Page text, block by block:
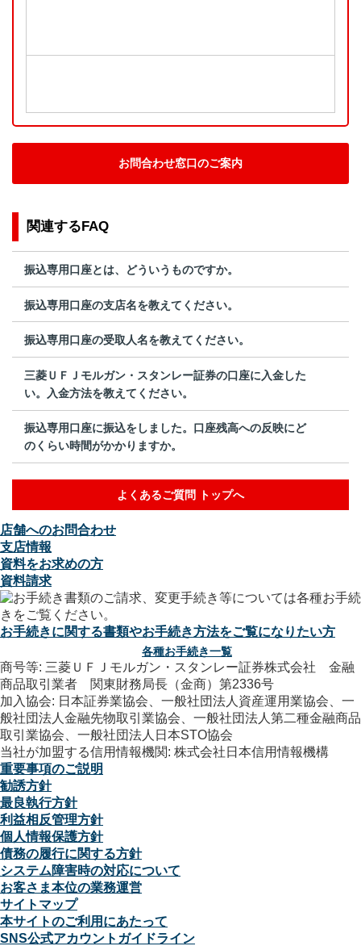
お問合わせ窓口のご案内
関連するFAQ
振込専用口座とは、どういうものですか。
振込専用口座の支店名を教えてください。
振込専用口座の受取人名を教えてください。
三菱ＵＦＪモルガン・スタンレー証券の口座に入金した
い。入金方法を教えてください。
振込専用口座に振込をしました。口座残高への反映にど
のくらい時間がかかりますか。
よくあるご質問 トップへ
店舗へのお問合わせ
支店情報
資料をお求めの方
資料請求
お手続きに関する書類やお手続き方法をご覧になりたい方
各種お手続き一覧
商号等: 三菱ＵＦＪモルガン・スタンレー証券株式会社 金融
商品取引業者 関東財務局長（金商）第2336号
加入協会: 日本証券業協会、一般社団法人資産運用業協会、一
般社団法人金融先物取引業協会、一般社団法人第二種金融商品
取引業協会、一般社団法人日本STO協会
当社が加盟する信用情報機関: 株式会社日本信用情報機構
重要事項のご説明
勧誘方針
最良執行方針
利益相反管理方針
個人情報保護方針
債務の履行に関する方針
システム障害時の対応について
お客さま本位の業務運営
サイトマップ
本サイトのご利用にあたって
SNS公式アカウントガイドライン